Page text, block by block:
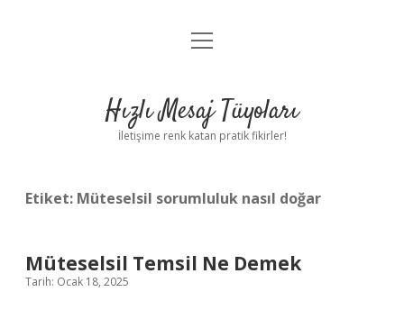
Anasayfa
Yasal Uyarı
menüyü
Hızlı Mesaj Tüyoları
İletişime renk katan pratik fikirler!
Etiket: Müteselsil sorumluluk nasıl doğar
Müteselsil Temsil Ne Demek
Tarih: Ocak 18, 2025